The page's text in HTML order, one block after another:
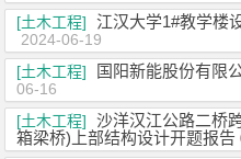
[土木工程]
江汉大学1#教学楼
2024-06-19
[土木工程]
国阳新能股份有限
06-16
[土木工程]
沙洋汉江公路二桥
箱梁桥)上部结构设计开题报告